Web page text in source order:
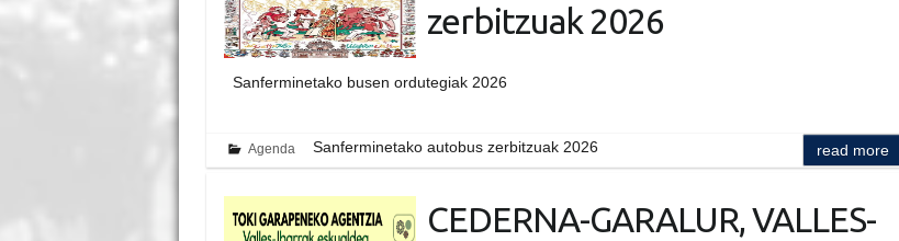
zerbitzuak 2026
Sanferminetako busen ordutegiak 2026
Agenda Sanferminetako autobus zerbitzuak 2026 read more
CEDERNA-GARALUR, VALLES-